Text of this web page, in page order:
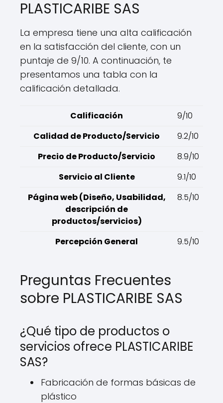
PLASTICARIBE SAS
La empresa tiene una alta calificación
en la satisfacción del cliente, con un
puntaje de 9/10. A continuación, te
presentamos una tabla con la
calificación detallada.
Calificación
9/10
Calidad de Producto/Servicio
9.2/10
Precio de Producto/Servicio
8.9/10
Servicio al Cliente
9.1/10
Página web (Diseño, Usabilidad,
descripción de
productos/servicios)
8.5/10
Percepción General 9.5/10
Preguntas Frecuentes
sobre PLASTICARIBE SAS
¿Qué tipo de productos o
servicios ofrece PLASTICARIBE
SAS?
Fabricación de formas básicas de
plástico